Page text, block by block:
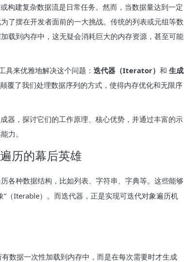
构建复杂数据流是日常任务。然而，当数据量达到一定
了摆在开发者面前的一大挑战。传统的列表或元组等数
载到内存中，这无疑会消耗巨大的内存资源，甚至可能
来优雅地解决这个问题： 迭代器（Iterator） 和 生成
覆了我们处理数据序列的方式，使得内存优化和无限序
器，探讨它们的工作原理、核心优势，并通过丰富的示
力。
历的幕后英雄
各种数据结构，比如列表、字符串、字典等。这些能够
（Iterable）。而迭代器，正是实现可迭代对象遍历机
数据一次性加载到内存中，而是在每次需要时才生成